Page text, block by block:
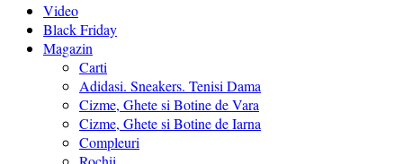
Video
Black Friday
Magazin
Carti
Adidasi. Sneakers. Tenisi Dama
Cizme, Ghete si Botine de Vara
Cizme, Ghete si Botine de Iarna
Compleuri